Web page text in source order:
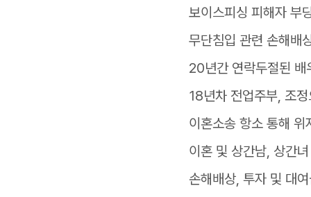
보이스피싱 피해자 부
무단침입 관련 손해배
20년간 연락두절된 배
18년차 전업주부, 조
이혼소송 항소 통해
이혼 및 상간남, 상간
손해배상, 투자 및 대